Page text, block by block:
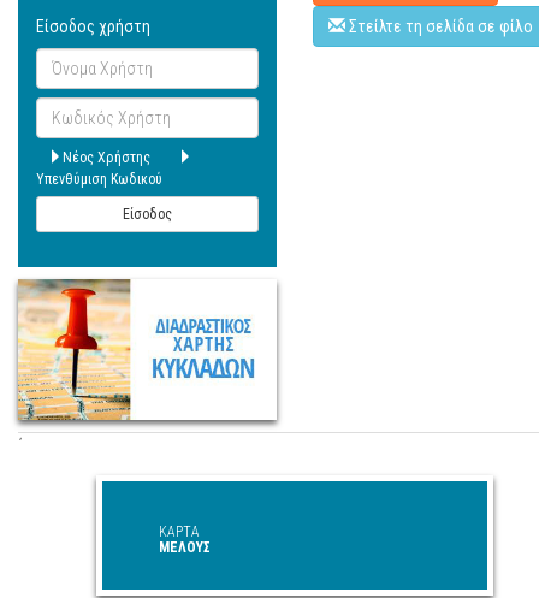
Στείλτε τη σελίδα σε φίλο
Είσοδος χρήστη
Όνομα
Χρήστη
Κωδικός
Χρήστη
Νέος Χρήστης
Υπενθύμιση Κωδικού
Είσοδος
΄
ΚΑΡΤΑ
ΜΕΛΟΥΣ